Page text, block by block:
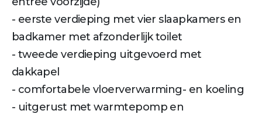
- eerste verdieping met vier slaapkamers en
badkamer met afzonderlijk toilet
- tweede verdieping uitgevoerd met
dakkapel
- comfortabele vloerverwarming- en koeling
- uitgerust met warmtepomp en